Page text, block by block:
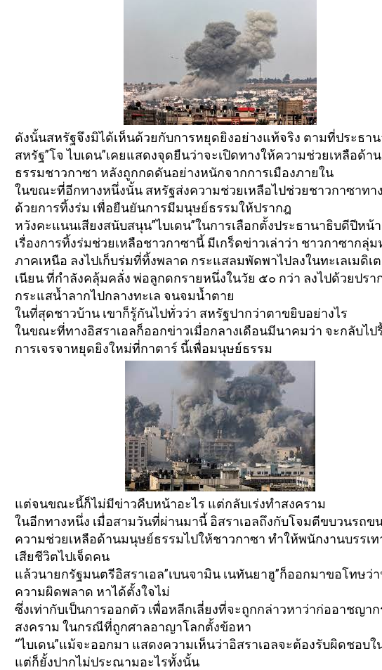
ดังนั้นสหรัฐจึงมิได้เห็นด้วยกับการหยุดยิงอย่างแท้จริง ตามที่ประธา
สหรัฐ”โจ ไบเดน”เคยแสดงจุดยืนว่าจะเปิดทางให้ความช่วยเหลือด้า
ธรรมชาวกาซา หลังถูกกดดันอย่างหนักจากการเมืองภายใน
ในขณะที่อีกทางหนึ่งนั้น สหรัฐส่งความช่วยเหลือไปช่วยชาวกาซาทา
ด้วยการทิ้งร่ม เพื่อยืนยันการมีมนุษย์ธรรมให้ปรากฎ
หวังคะแนนเสียงสนับสนุน”ไบเดน”ในการเลือกตั้งประธานาธิบดีปีหน้า
เรื่องการทิ้งร่มช่วยเหลือชาวกาซานี้ มีเกร็ดข่าวเล่าว่า ชาวกาซากลุ่ม
ภาคเหนือ ลงไปเก็บร่มที่ทิ้งพลาด กระแสลมพัดพาไปลงในทะเลเมดิเ
เนียน ที่กำลังคลุ้มคลั่ง พ่อลูกดกรายหนึ่งในวัย ๕๐ กว่า ลงไปด้วยปรา
กระแสน้ำลากไปกลางทะเล จนจมน้ำตาย
ในที่สุดชาวบ้าน เขาก็รู้กันไปทั่วว่า สหรัฐปากว่าตาขยิบอย่างไร
ในขณะที่ทางอิสราเอลก็ออกข่าวเมื่อกลางเดือนมีนาคมว่า จะกลับไ
การเจรจาหยุดยิงใหม่ที่กาตาร์ นี้เพื่อมนุษย์ธรรม
แต่จนขณะนี้ก็ไม่มีข่าวคืบหน้าอะไร แต่กลับเร่งทำสงคราม
ในอีกทางหนึ่ง เมื่อสามวันที่ผ่านมานี้ อิสราเอลถึงกับโจมตีขบวนรถข
ความช่วยเหลือด้านมนุษย์ธรรมไปให้ชาวกาซา ทำให้พนักงานบรรเ
เสียชีวิตไปเจ็ดคน
แล้วนายกรัฐมนตรีอิสราเอล”เบนจามิน เนทันยาฮู”ก็ออกมาขอโทษว่
ความผิดพลาด หาได้ตั้งใจไม่
ซึ่งเท่ากับเป็นการออกตัว เพื่อหลีกเลี่ยงที่จะถูกกล่าวหาว่าก่ออาชญาก
สงคราม ในกรณีที่ถูกศาลอาญาโลกตั้งข้อหา
“ไบเดน”แม้จะออกมา แสดงความเห็นว่าอิสราเอลจะต้องรับผิดชอบใ
แต่ก็ยั้งปากไม่ประณามอะไรทั้งนั้น